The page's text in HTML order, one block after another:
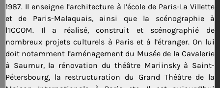
1987. Il enseigne l’architecture à l’école de Paris-La Villette
et de Paris-Malaquais, ainsi que la scénographie à
l’ICCOM. Il a réalisé, construit et scénographié de
nombreux projets culturels à Paris et à l’étranger. On lui
doit notamment l’aménagement du Musée de la Cavalerie
à Saumur, la rénovation du théâtre Mariinsky à Saint-
Pétersbourg, la restructuration du Grand Théâtre de la